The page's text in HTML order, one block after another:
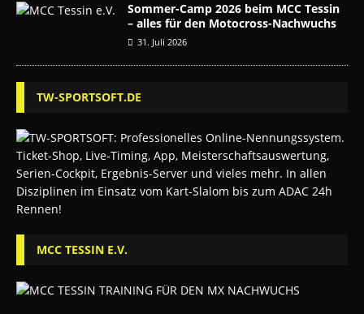
Sommer-Camp 2026 beim MCC Tessin
– alles für den Motocross-Nachwuchs
31. Juli 2026
TW-SPORTSOFT.DE
MCC TESSIN E.V.